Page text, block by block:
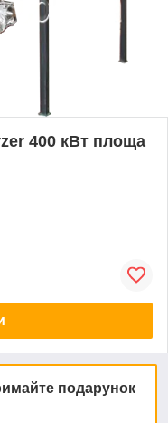
400 кВт площа
подарунок